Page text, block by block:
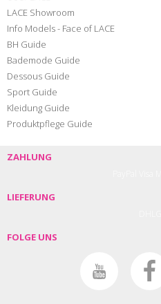
LACE Showroom
Info Models - Face of LACE
BH Guide
Bademode Guide
Dessous Guide
Sport Guide
Kleidung Guide
Produktpflege Guide
ZAHLUNG
LIEFERUNG
FOLGE UNS